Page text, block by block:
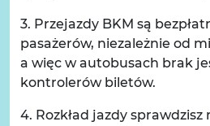
3. Przejazdy BKM są
pasażerów, niezależnie od
a więc w autobusach brak
kontrolerów biletów.
4. Rozkład jazdy sprawdzisz